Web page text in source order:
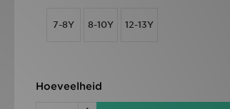
7-8Y 8-10Y 12-13Y
Hoeveelheid